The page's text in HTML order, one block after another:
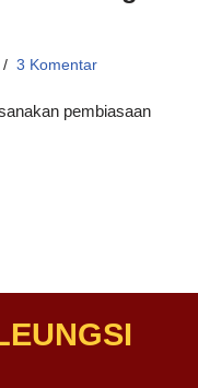
3 Komentar
pembiasaan